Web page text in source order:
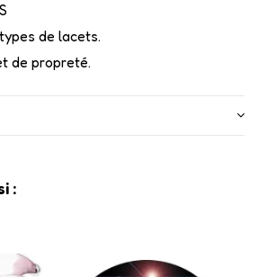
de lacets.
de propreté.
: